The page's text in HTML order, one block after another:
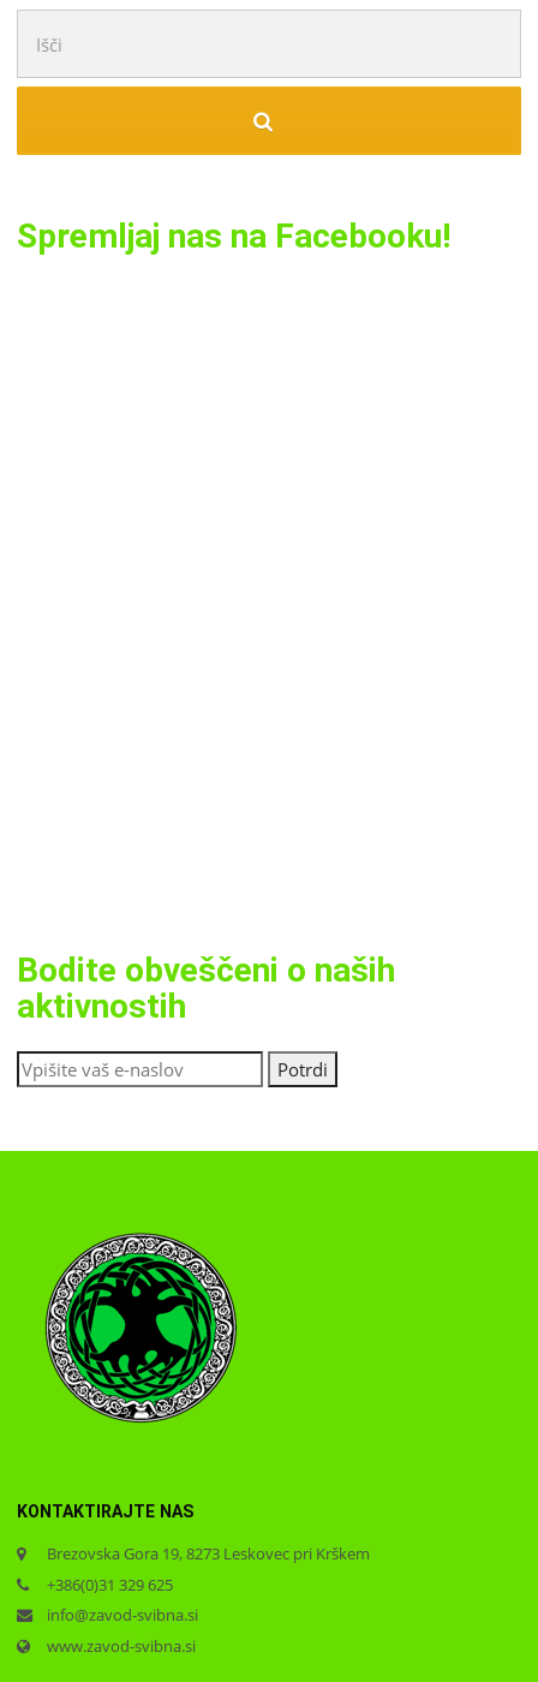
Spremljaj nas na Facebooku!
Bodite obveščeni o naših
aktivnostih
KONTAKTIRAJTE NAS
Brezovska Gora 19, 8273 Leskovec pri Krškem
+386(0)31 329 625
info@zavod-svibna.si
www.zavod-svibna.si